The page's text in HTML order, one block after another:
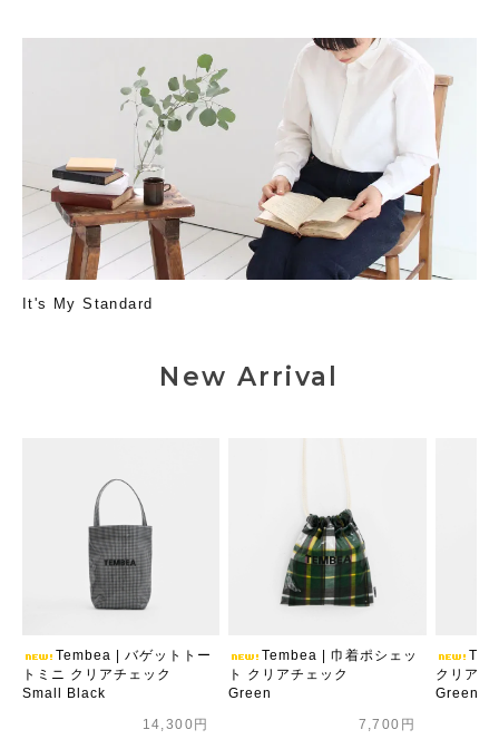
It's My Standard
New Arrival
Tembea | バゲットトー
トミニ クリアチェック
Small Black
14,300円
Tembea | 巾着ポシェッ
ト クリアチェック
Green
7,700円
クリアチ
Green